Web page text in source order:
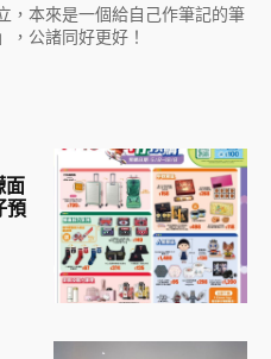
，本來是一個給自己作筆記的筆
，公諸同好更好！
面
預